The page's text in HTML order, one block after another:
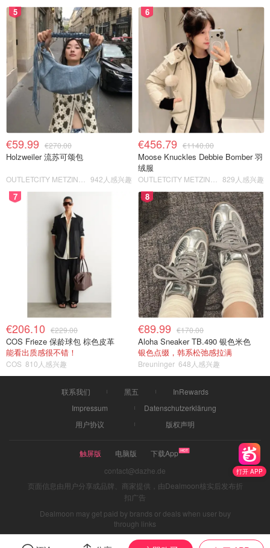
打开 APP
5
€59.99 €270.00
Holzweiler 流苏可颂包
942人感兴趣
6
€456.79 €1140.00
Moose Knuckles Debbie Bomber 羽
绒服
829人感兴趣
7
€206.10 €229.00
COS Frieze 保龄球包 棕色皮革
能看出质感很不错！
COS 810人感兴趣
8
€89.99 €170.00
Aloha Sneaker TB.490 银色米色
银色点缀，韩系松弛感拉满
Breuninger 648人感兴趣
联系我们 黑五
InRewards
Impressum
Datenschutzerklärung
用户协议
版权声明
触屏版 电脑版
下载App
contact@dazhe.de
页面信息由用户分享或品牌、商家提供，由Dealmoon核实后发布折
扣广告
Dealmoon may get paid by brands or deals when user buy
through links